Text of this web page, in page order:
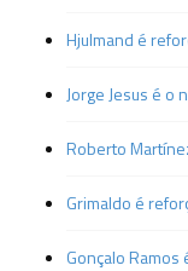
Hjulmand é
Jorge Jesus é o
Roberto
Grimaldo é
Gonçalo Ramos